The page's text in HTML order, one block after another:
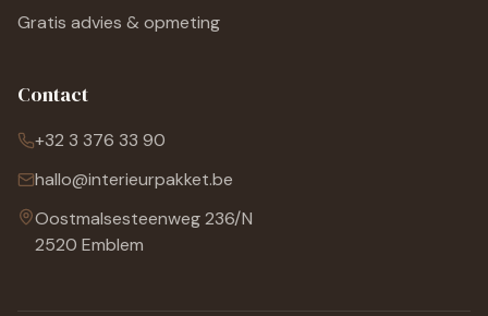
Gratis advies & opmeting
Contact
+32 3 376 33 90
hallo@interieurpakket.be
Oostmalsesteenweg 236/N
2520 Emblem